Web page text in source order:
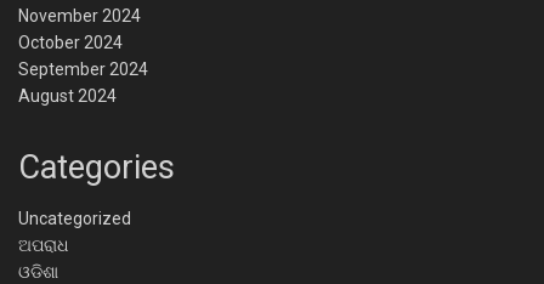
November 2024
October 2024
September 2024
August 2024
Categories
Uncategorized
ଅପରାଧ
ଓଡିଶା